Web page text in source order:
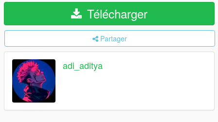
Télécharger
Partager
adi_aditya